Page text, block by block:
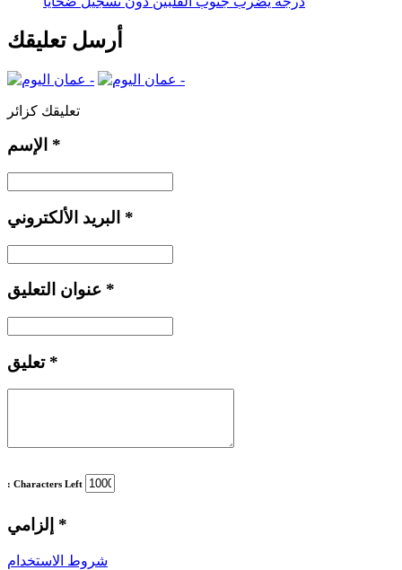
أرسل تعليقك
تعليقك كزائر
*
*
*
تعليق *
: Characters Left
*
شروط الاستخدام